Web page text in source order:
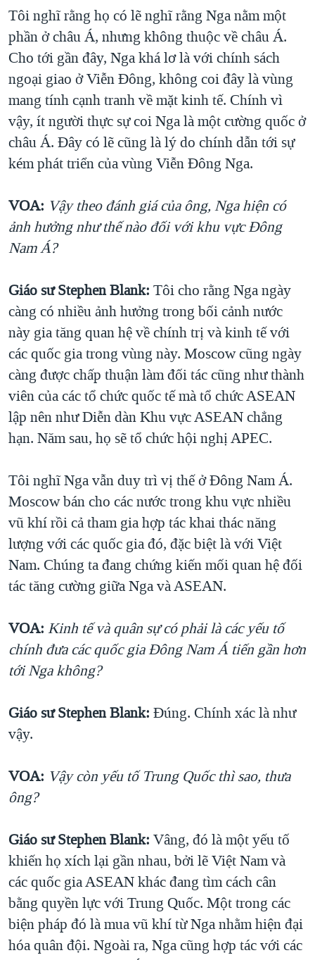
Tôi nghĩ rằng họ có lẽ nghĩ rằng Nga nằm một
phần ở châu Á, nhưng không thuộc về châu Á.
Cho tới gần đây, Nga khá lơ là với chính sách
ngoại giao ở Viễn Đông, không coi đây là vùng
mang tính cạnh tranh về mặt kinh tế. Chính vì
vậy, ít người thực sự coi Nga là một cường quốc ở
châu Á. Đây có lẽ cũng là lý do chính dẫn tới sự
kém phát triển của vùng Viễn Đông Nga.
VOA: Vậy theo đánh giá của ông, Nga hiện có
ảnh hưởng như thế nào đối với khu vực Đông
Nam Á?
Giáo sư Stephen Blank: Tôi cho rằng Nga ngày
càng có nhiều ảnh hưởng trong bối cảnh nước
này gia tăng quan hệ về chính trị và kinh tế với
các quốc gia trong vùng này. Moscow cũng ngày
càng được chấp thuận làm đối tác cũng như thành
viên của các tổ chức quốc tế mà tổ chức ASEAN
lập nên như Diễn dàn Khu vực ASEAN chẳng
hạn. Năm sau, họ sẽ tổ chức hội nghị APEC.
Tôi nghĩ Nga vẫn duy trì vị thế ở Đông Nam Á.
Moscow bán cho các nước trong khu vực nhiều
vũ khí rồi cả tham gia hợp tác khai thác năng
lượng với các quốc gia đó, đặc biệt là với Việt
Nam. Chúng ta đang chứng kiến mối quan hệ đối
tác tăng cường giữa Nga và ASEAN.
VOA: Kinh tế và quân sự có phải là các yếu tố
chính đưa các quốc gia Đông Nam Á tiến gần hơn
tới Nga không?
Giáo sư Stephen Blank: Đúng. Chính xác là như
vậy.
VOA: Vậy còn yếu tố Trung Quốc thì sao, thưa
ông?
Giáo sư Stephen Blank: Vâng, đó là một yếu tố
khiến họ xích lại gần nhau, bởi lẽ Việt Nam và
các quốc gia ASEAN khác đang tìm cách cân
bằng quyền lực với Trung Quốc. Một trong các
biện pháp đó là mua vũ khí từ Nga nhằm hiện đại
hóa quân đội. Ngoài ra, Nga cũng hợp tác với các